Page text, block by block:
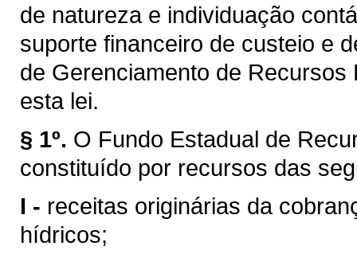
de natureza e individuação
suporte financeiro de custeio e
de Gerenciamento de
esta lei.
§ 1º. O Fundo Estadual de
constituído por recursos das
I - receitas originárias da
hídricos;